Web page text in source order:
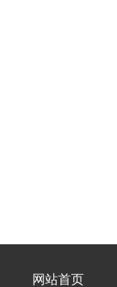
网站首页